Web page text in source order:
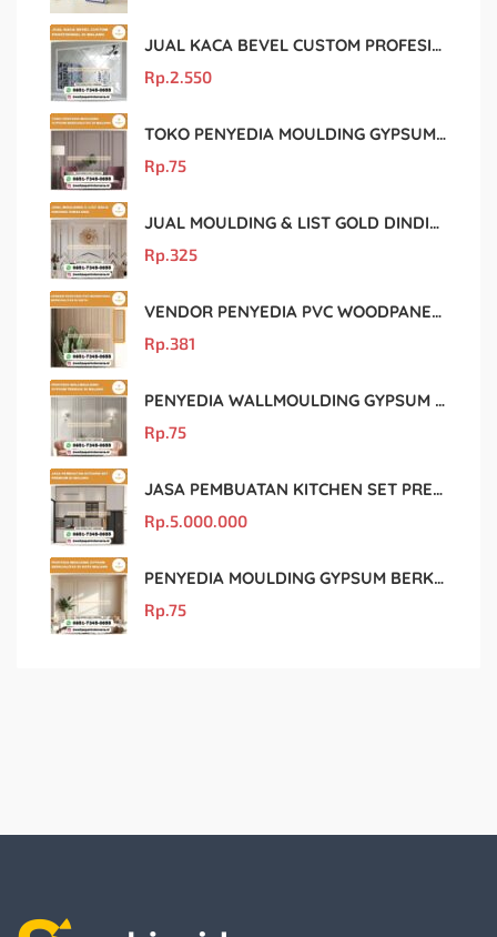
JUAL KACA BEVEL CUSTOM PROFESIONAL DI MALANG
Rp.2.550
TOKO PENYEDIA MOULDING GYPSUM BERKUALITAS DI MALANG
Rp.75
JUAL MOULDING & LIST GOLD DINDING DI MALANG
Rp.325
VENDOR PENYEDIA PVC WOODPANEL BERKUALITAS DI BATU
Rp.381
PENYEDIA WALLMOULDING GYPSUM TERBAIK DI MALANG
Rp.75
JASA PEMBUATAN KITCHEN SET PREMIUM DI MALANG
Rp.5.000.000
PENYEDIA MOULDING GYPSUM BERKUALITAS DI KOTA MALANG
Rp.75